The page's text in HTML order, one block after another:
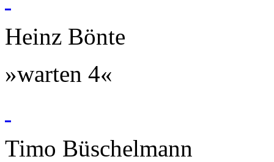
Heinz Bönte
»warten 4«
Timo Büschelmann